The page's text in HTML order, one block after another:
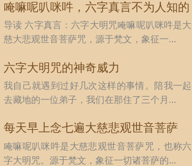
唵嘛呢叭咪吽，六字真言不为人知的
奥秘
导读 六字真言：六字大明咒唵嘛呢叭咪吽是大
慈大悲观世音菩萨咒，源于梵文，象征一...
六字大明咒的神奇威力
我自己就遇到过好几次这样的事情。陪我一起
去藏地的一位弟子，我们在那住了三个月...
每天早上念七遍大慈悲观世音菩萨
咒，可得无量无边的功德
唵嘛呢叭咪吽是大慈悲观世音菩萨咒，也称六
字大明咒。源于梵文，象征一切诸菩萨的...